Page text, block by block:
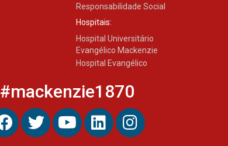
Responsabilidade Social
Hospitais:
Hospital Universitário
Evangélico Mackenzie
Hospital Evangélico
#mackenzie1870